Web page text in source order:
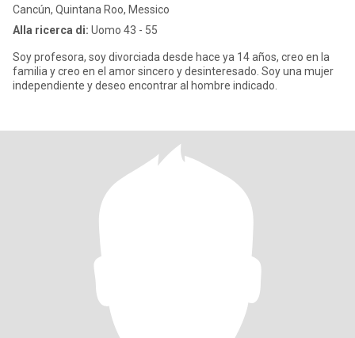
Cancún, Quintana Roo, Messico
Alla ricerca di: Uomo 43 - 55
Soy profesora, soy divorciada desde hace ya 14 años, creo en la
familia y creo en el amor sincero y desinteresado. Soy una mujer
independiente y deseo encontrar al hombre indicado.